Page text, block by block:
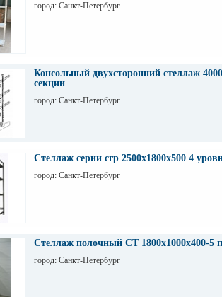
город: Санкт-Петербург
Консольный двухсторонний стеллаж
секции
город: Санкт-Петербург
Стеллаж серии сгр 2500х1800х500 4
город: Санкт-Петербург
Стеллаж полочный СТ 1800х1000х400-5
город: Санкт-Петербург